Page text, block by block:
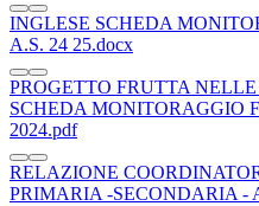
INGLESE SCHEDA
A.S. 24 25.docx
PROGETTO FRUTTA
SCHEDA MONITORAGGIO
2024.pdf
RELAZIONE
PRIMARIA -SECONDARIA -